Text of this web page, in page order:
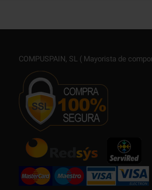
COMPUSPAIN, SL ( Mayorista de